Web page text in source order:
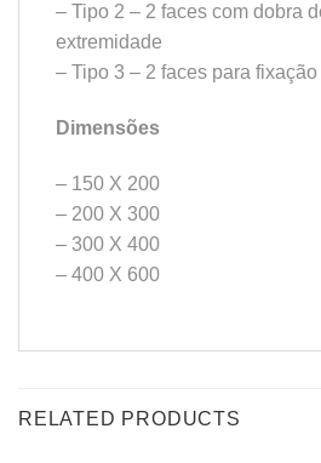
– Tipo 2 – 2 faces com dobra
extremidade
– Tipo 3 – 2 faces para
Dimensões
– 150 X 200
– 200 X 300
– 300 X 400
– 400 X 600
RELATED PRODUCTS